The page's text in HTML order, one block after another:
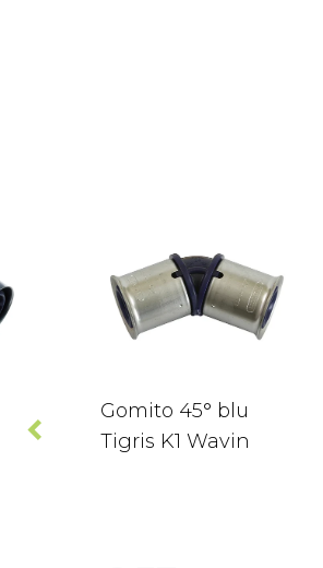
Gomito 45° blu
Tigris K1 Wavin